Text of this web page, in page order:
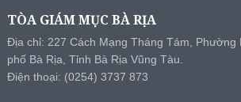
TÒA GIÁM MỤC BÀ RỊA
Địa chỉ: 227 Cách Mạng Tháng Tám, Phường
phố Bà Rịa, Tỉnh Bà Rịa Vũng Tàu.
Điện thoại: (0254) 3737 873